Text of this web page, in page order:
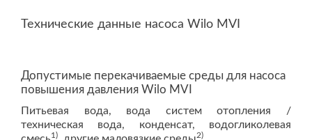
Технические данные насоса Wilo MVI
Допустимые перекачиваемые среды для насоса
повышения давления Wilo MVI
Питьевая вода, вода систем отопления /
техническая вода, конденсат, водогликолевая
1) 2)